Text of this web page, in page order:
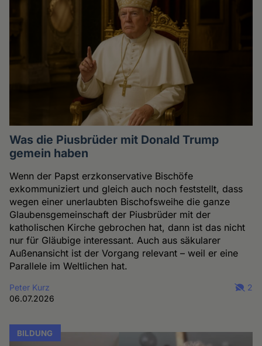
Was die Piusbrüder mit Donald Trump
gemein haben
Wenn der Papst erzkonservative Bischöfe
exkommuniziert und gleich auch noch feststellt, dass
wegen einer unerlaubten Bischofsweihe die ganze
Glaubensgemeinschaft der Piusbrüder mit der
katholischen Kirche gebrochen hat, dann ist das nicht
nur für Gläubige interessant. Auch aus säkularer
Außenansicht ist der Vorgang relevant – weil er eine
Parallele im Weltlichen hat.
Peter Kurz
06.07.2026
2
BILDUNG